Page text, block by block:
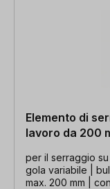
Elemento di
lavoro da 200
per il serraggio
gola variabile |
max. 200 mm |